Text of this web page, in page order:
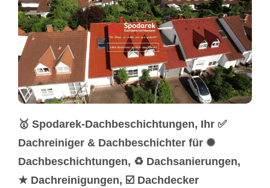
🥇 Spodarek-Dachbeschichtungen, Ihr ✅
Dachreiniger & Dachbeschichter für ✺
Dachbeschichtungen, ♻ Dachsanierungen,
★ Dachreinigungen, ☑️ Dachdecker